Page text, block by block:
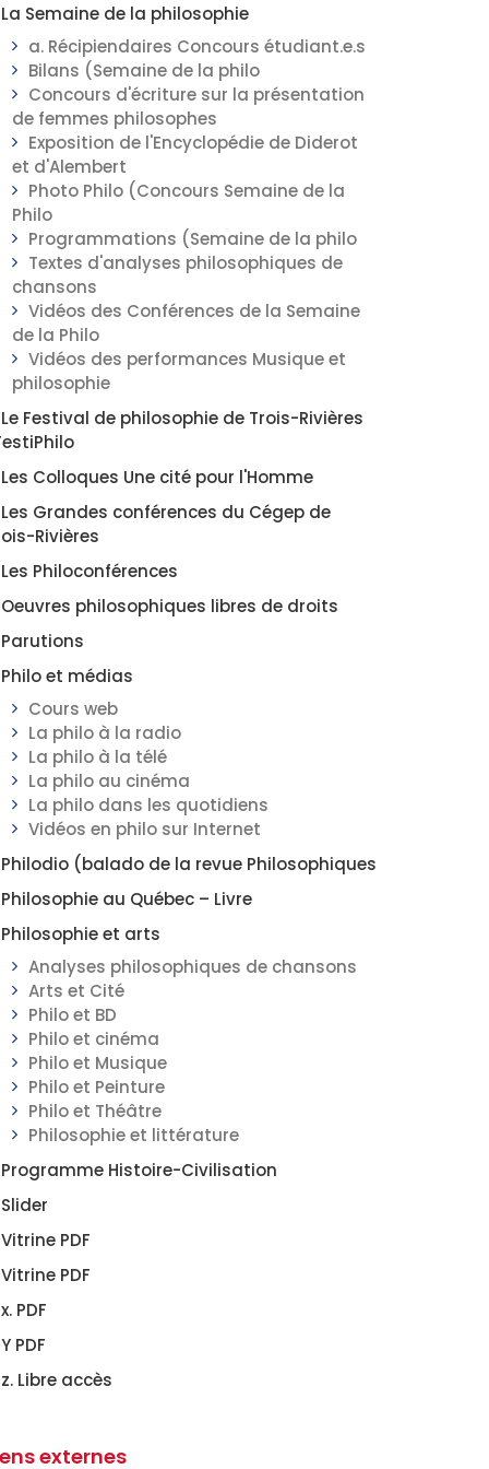
La Semaine de la philosophie
a. Récipiendaires Concours étudiant.e.s
Bilans (Semaine de la philo
Concours d'écriture sur la présentation
de femmes philosophes
Exposition de l'Encyclopédie de Diderot
et d'Alembert
Photo Philo (Concours Semaine de la
Philo
Programmations (Semaine de la philo
Textes d'analyses philosophiques de
chansons
Vidéos des Conférences de la Semaine
de la Philo
Vidéos des performances Musique et
philosophie
Le Festival de philosophie de Trois-Rivières
Les Colloques Une cité pour l'Homme
Les Grandes conférences du Cégep de
Rivières
Les Philoconférences
Oeuvres philosophiques libres de droits
Parutions
Philo et médias
Cours web
La philo à la radio
La philo à la télé
La philo au cinéma
La philo dans les quotidiens
Vidéos en philo sur Internet
Philodio (balado de la revue Philosophiques
Philosophie au Québec – Livre
Philosophie et arts
Analyses philosophiques de chansons
Arts et Cité
Philo et BD
Philo et cinéma
Philo et Musique
Philo et Peinture
Philo et Théâtre
Philosophie et littérature
Programme Histoire-Civilisation
Slider
Vitrine PDF
Vitrine PDF
x. PDF
Y PDF
z. Libre accès
externes